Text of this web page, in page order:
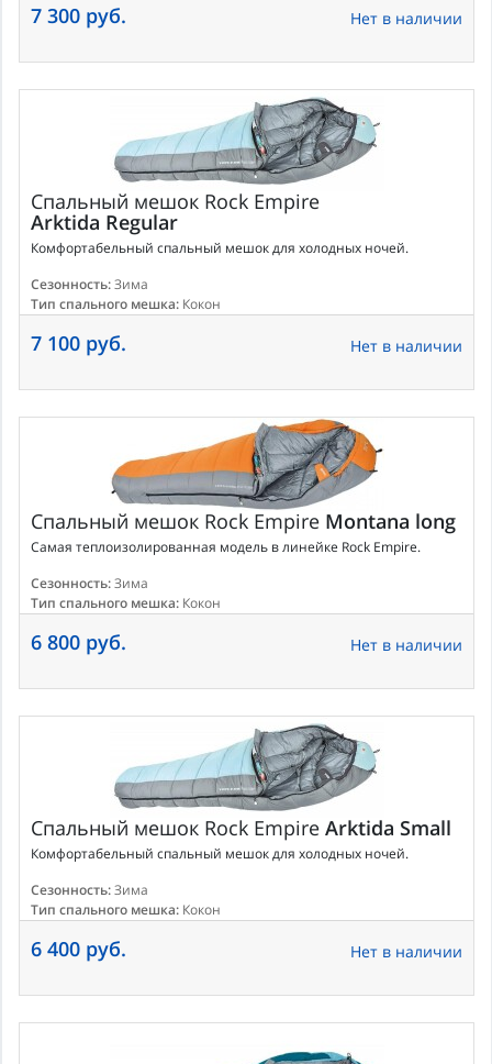
7 300 руб. Нет в наличии
Спальный мешок Rock Empire
Arktida Regular
Комфортабельный спальный мешок для холодных ночей.
Сезонность:Зима
Тип спального мешка: Кокон
7 100 руб. Нет в наличии
Спальный мешок Rock Empire Montana long
Самая теплоизолированная модель в линейке Rock Empire.
Сезонность:Зима
Тип спального мешка: Кокон
6 800 руб. Нет в наличии
Спальный мешок Rock Empire Arktida Small
Комфортабельный спальный мешок для холодных ночей.
Сезонность:Зима
Тип спального мешка: Кокон
6 400 руб. Нет в наличии